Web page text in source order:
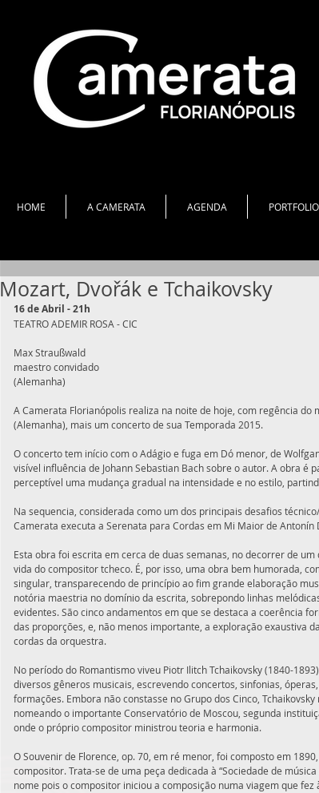
HOME A CAMERATA AGENDA PORTFOLIO
Mozart, Dvořák e Tchaikovsky
16 de Abril - 21h
TEATRO ADEMIR ROSA - CIC
Max Straußwald
maestro convidado
(Alemanha)
A Camerata Florianópolis realiza na noite de hoje, com regência do
(Alemanha), mais um concerto de sua Temporada 2015.
O concerto tem início com o Adágio e fuga em Dó menor, de
visível influência de Johann Sebastian Bach sobre o autor. A obra é
perceptível uma mudança gradual na intensidade e no estilo,
Na sequencia, considerada como um dos principais desafios
Camerata executa a Serenata para Cordas em Mi Maior de Antonín
Esta obra foi escrita em cerca de duas semanas, no decorrer de
vida do compositor tcheco. É, por isso, uma obra bem humorada,
singular, transparecendo de princípio ao fim grande elaboração
notória maestria no domínio da escrita, sobrepondo linhas
evidentes. São cinco andamentos em que se destaca a coerência
das proporções, e, não menos importante, a exploração exaustiva
cordas da orquestra.
No período do Romantismo viveu Piotr Ilitch Tchaikovsky (1840-
diversos gêneros musicais, escrevendo concertos, sinfonias,
formações. Embora não constasse no Grupo dos Cinco,
nomeando o importante Conservatório de Moscou, segunda
onde o próprio compositor ministrou teoria e harmonia.
O Souvenir de Florence, op. 70, em ré menor, foi composto em
compositor. Trata-se de uma peça dedicada à “Sociedade de
nome pois o compositor iniciou a composição numa viagem que